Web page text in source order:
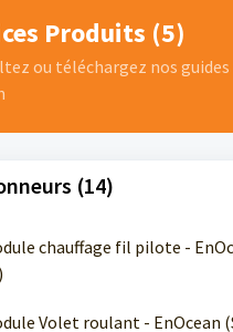
Produits (5)
ou téléchargez nos
(14)
chauffage fil pilote -
Volet roulant - EnOcean